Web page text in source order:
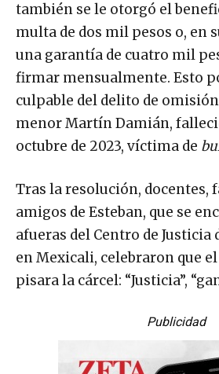
también se le otorgó el
multa de dos mil pesos o, en
una garantía de cuatro mil
firmar mensualmente. Esto
culpable del delito de
menor Martín Damián,
octubre de 2023, víctima de
Tras la resolución, docentes,
amigos de Esteban, que se
afueras del Centro de Justicia
en Mexicali, celebraron que
pisara la cárcel: “Justicia”,
Publicidad